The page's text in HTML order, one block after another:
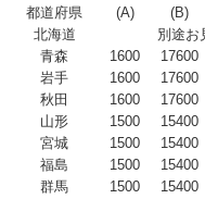
都道府県
(A) (B)
北海道
別途お
青森
1600 17600
岩手
1600 17600
秋田
1600 17600
山形
1500 15400
宮城
1500 15400
福島
1500 15400
群馬
1500 15400